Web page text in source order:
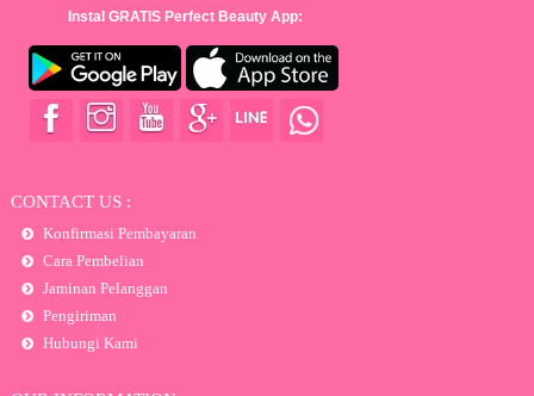
Instal GRATIS Perfect Beauty App:
CONTACT US :
Konfirmasi Pembayaran
Cara Pembelian
Jaminan Pelanggan
Pengiriman
Hubungi Kami